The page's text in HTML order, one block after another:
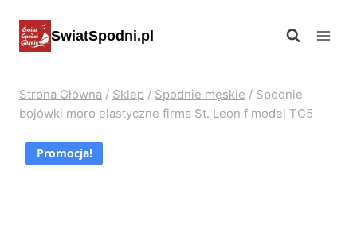
SwiatSpodni.pl
Strona Główna / Sklep / Spodnie męskie / Spodnie
bojówki moro elastyczne firma St. Leon f model TC5
Promocja!